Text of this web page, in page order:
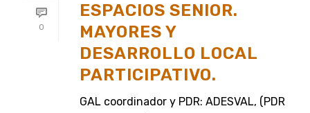
0
ESPACIOS SENIOR.
MAYORES Y
DESARROLLO LOCAL
PARTICIPATIVO.
GAL coordinador y PDR: ADESVAL, (PDR